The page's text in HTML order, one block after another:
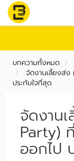
บทความทั้งหมด
จัดงานเลี้ยงส่ง
ประทับใจที่สุด
จัดงาน
Party)
ออกไป